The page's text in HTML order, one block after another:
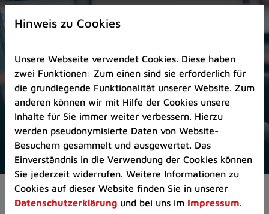
Zur
Startseite
Zum
Seitenanfang
springen
(Schnelltaste
A)
Zur
Navigation/Menü
springen
(Schnelltaste
M)
Zur
Aktuelles Pressemitteilungen
Hinweis zu Cookies
Unsere Webseite verwendet Cookies. Diese haben
zwei Funktionen: Zum einen sind sie erforderlich für
die grundlegende Funktionalität unserer Website. Zum
anderen können wir mit Hilfe der Cookies unsere
Inhalte für Sie immer weiter verbessern. Hierzu
werden pseudonymisierte Daten von Website-
Besuchern gesammelt und ausgewertet. Das
Einverständnis in die Verwendung der Cookies können
Sie jederzeit widerrufen. Weitere Informationen zu
Cookies auf dieser Website finden Sie in unserer
Datenschutzerklärung und bei uns im Impressum.